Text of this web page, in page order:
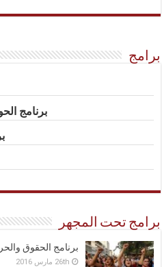
برامج
برنامج
برامج تحت المجهر
برنامج الحقوق
26th مارس 2016